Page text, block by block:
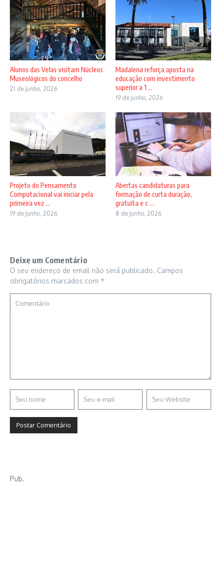
Alunos das Velas visitam Núcleos
Museológicos do concelho
21 de Junho, 2026
Madalena reforça aposta na
educação com investimento
superior a 1 ...
19 de Junho, 2026
Projeto do Pensamento
Computacional vai iniciar pela
primeira vez ...
19 de Junho, 2026
Abertas candidaturas para
formação de curta duração,
gratuita e c ...
8 de Junho, 2026
Deixe um Comentário
O seu endereço de email não será publicado. Campos
obrigatórios marcados com *
Pub.